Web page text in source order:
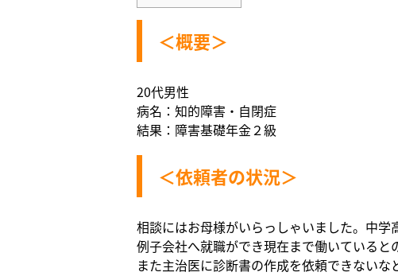
＜概要＞
20代男性
病名：知的障害・自閉症
結果：障害基礎年金２級
＜依頼者の状況＞
相談にはお母様がいらっしゃいました。中
例子会社へ就職ができ現在まで働いていると
また主治医に診断書の作成を依頼できない